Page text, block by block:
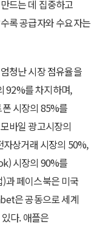
드는 데 집중하고
록 공급자와 수요자는
청난 시장 점유율을
92%를 차지하며,
시장의 85%를
바일 광고시장의
상거래 시장의 50%,
시장의 90%를
과 페이스북은 미국
은 공동으로 세계
다. 애플은